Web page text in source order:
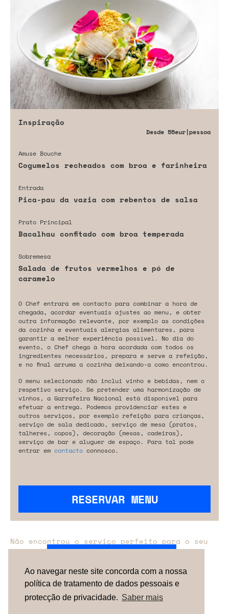
Ao navegar neste site concorda com a nossa
política de tratamento de dados pessoais e
protecção de privacidade. Saber mais
Inspiração
Desde 55eur|pessoa
Amuse Bouche
Cogumelos recheados com broa e farinheira
Entrada
Pica-pau da vazia com rebentos de salsa
Prato Principal
Bacalhau confitado com broa temperada
Sobremesa
Salada de frutos vermelhos e pó de
caramelo
O Chef entrará em contacto para combinar a hora de
chegada, acordar eventuais ajustes ao menu, e obter
outra informação relevante, por exemplo as condições
da cozinha e eventuais alergias alimentares, para
garantir a melhor experiência possível. No dia do
evento, o Chef chega à hora acordada com todos os
ingredientes necessários, prepara e serve a refeição,
e no final arruma a cozinha deixando-a como encontrou.
O menu selecionado não inclui vinho e bebidas, nem o
respetivo serviço. Se pretender uma harmonização de
vinhos, a Garrafeira Nacional está disponível para
efetuar a entrega. Podemos providenciar estes e
outros serviços, por exemplo refeição para crianças,
serviço de sala dedicado, serviço de mesa (pratos,
talheres, copos), decoração (mesas, cadeiras),
serviço de bar e aluguer de espaço. Para tal pode
entrar em contacto connosco.
RESERVAR MENU
Não encontrou o serviço perfeito para o seu
evento?
Entre em contacto connosco.
TERMOS & CONDIÇÕES SOBRE NÓS
COMO
FUNCIONA
CONTACTOS
NEWSLETTER